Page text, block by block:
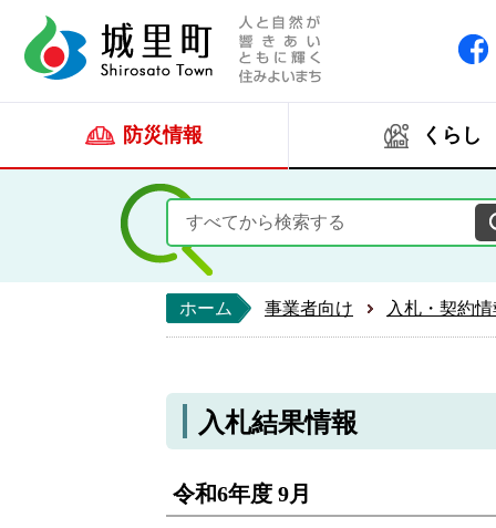
防災情報 くらし
ホーム 事業者向け 入札・契約
入札結果情報
令和6年度 9月